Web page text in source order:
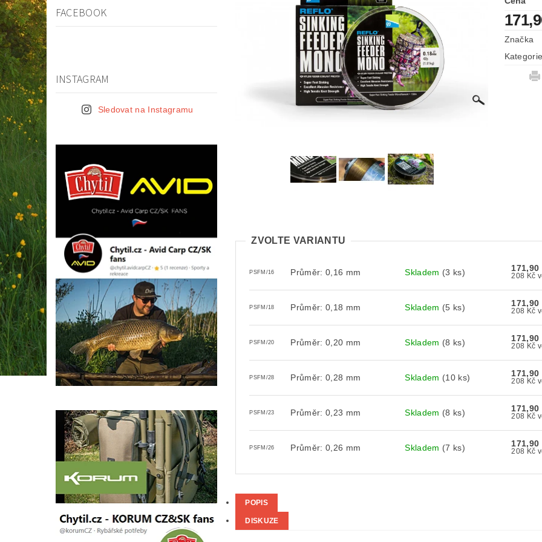
FACEBOOK
INSTAGRAM
Sledovat na Instagramu
Značka
ZVOLTE VARIANTU
PSFM/16 Průměr: 0,16 mm Skladem (3 ks) 171,90
PSFM/18 Průměr: 0,18 mm Skladem (5 ks) 171,90
PSFM/20 Průměr: 0,20 mm Skladem (8 ks) 171,90
PSFM/28 Průměr: 0,28 mm Skladem (10 ks) 171,90
PSFM/23 Průměr: 0,23 mm Skladem (8 ks) 171,90
PSFM/26 Průměr: 0,26 mm Skladem (7 ks) 171,90
POPIS
DISKUZE